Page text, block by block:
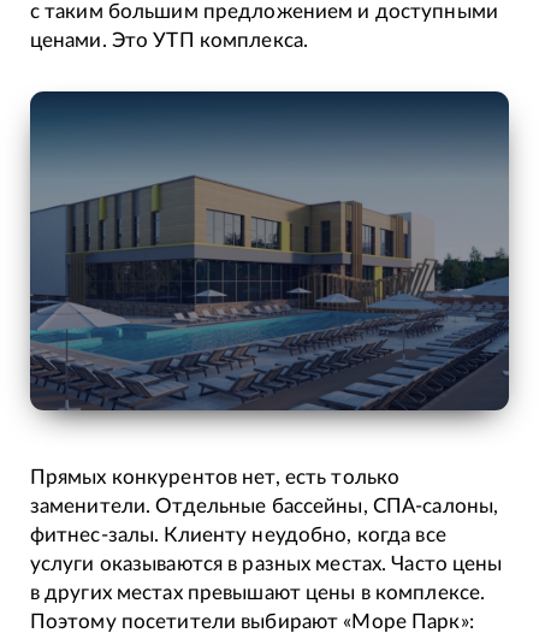
с таким большим предложением и доступными
ценами. Это УТП комплекса.
Прямых конкурентов нет, есть только
заменители. Отдельные бассейны, СПА-салоны,
фитнес-залы. Клиенту неудобно, когда все
услуги оказываются в разных местах. Часто цены
в других местах превышают цены в комплексе.
Поэтому посетители выбирают «Море Парк»: